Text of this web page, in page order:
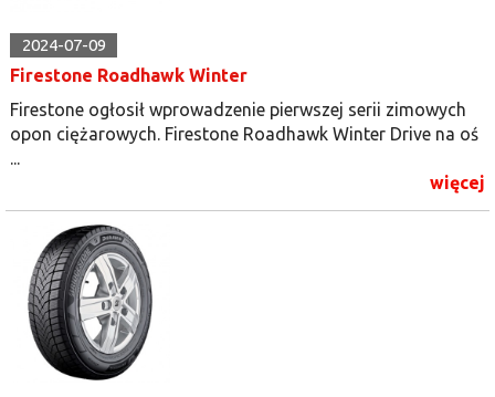
2024-07-09
Firestone Roadhawk Winter
Firestone ogłosił wprowadzenie pierwszej serii zimowych
opon ciężarowych. Firestone Roadhawk Winter Drive na oś
...
więcej